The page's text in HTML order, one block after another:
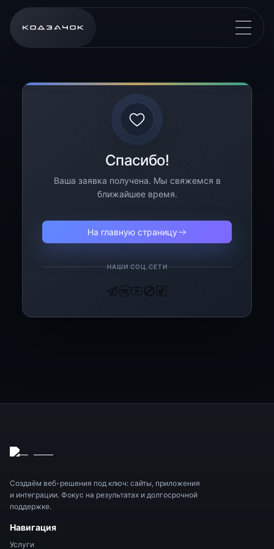
Спасибо!
Ваша заявка получена. Мы свяжемся в
ближайшее время.
На главную страницу
НАШИ СОЦ.СЕТИ
Создаём веб-решения под ключ: сайты, приложения
и интеграции. Фокус на результатах и долгосрочной
поддержке.
Навигация
Услуги